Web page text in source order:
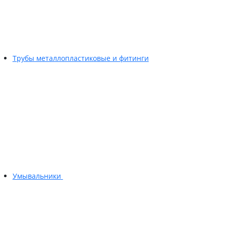
Трубы металлопластиковые и фитинги
Умывальники